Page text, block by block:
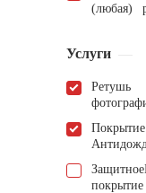
(любая)
Услуги
Ретушь
Покрытие
Защитное
покрытие